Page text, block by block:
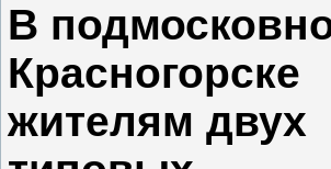
В
Красногорске
жителям двух